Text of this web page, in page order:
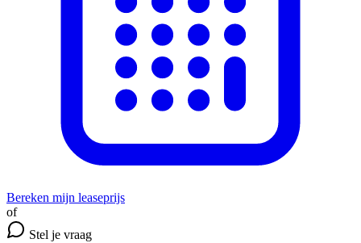
Bereken mijn leaseprijs
of
Stel je vraag